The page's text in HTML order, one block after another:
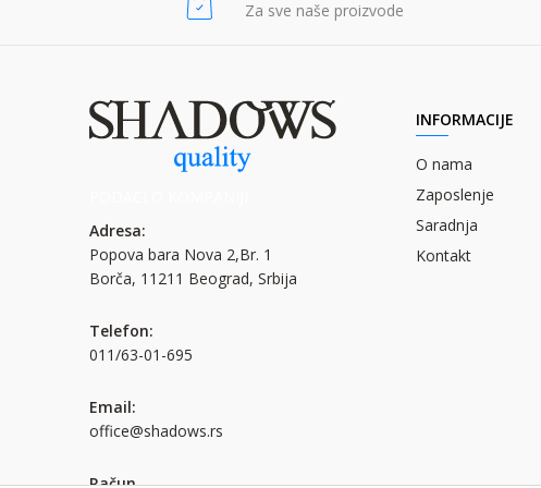
Za sve naše proizvode
Adresa:
Popova bara Nova 2,Br. 1
Borča, 11211 Beograd, Srbija
Telefon:
011/63-01-695
Email:
office@shadows.rs
Račun
INFORMACIJE
O nama
Zaposlenje
Saradnja
Kontakt